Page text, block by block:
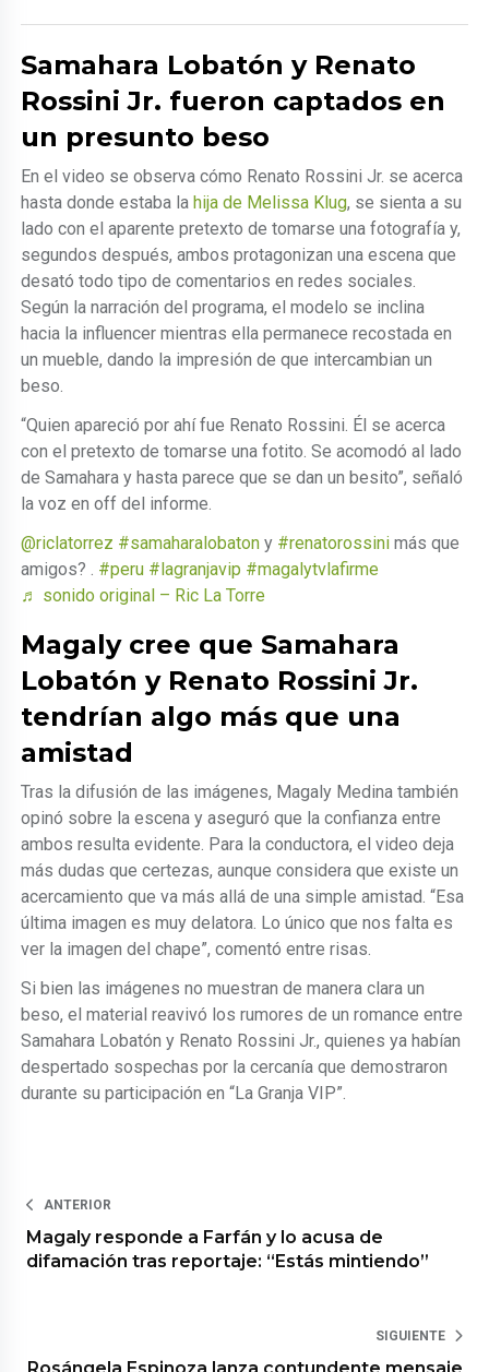
Samahara Lobatón y Renato
Rossini Jr. fueron captados en
un presunto beso
En el video se observa cómo Renato Rossini Jr. se acerca
hasta donde estaba la hija de Melissa Klug, se sienta a su
lado con el aparente pretexto de tomarse una fotografía y,
segundos después, ambos protagonizan una escena que
desató todo tipo de comentarios en redes sociales.
Según la narración del programa, el modelo se inclina
hacia la influencer mientras ella permanece recostada en
un mueble, dando la impresión de que intercambian un
beso.
“Quien apareció por ahí fue Renato Rossini. Él se acerca
con el pretexto de tomarse una fotito. Se acomodó al lado
de Samahara y hasta parece que se dan un besito”, señaló
la voz en off del informe.
@riclatorrez #samaharalobaton y #renatorossini más que
amigos? . #peru #lagranjavip #magalytvlafirme
♬ sonido original – Ric La Torre
Magaly cree que Samahara
Lobatón y Renato Rossini Jr.
tendrían algo más que una
amistad
Tras la difusión de las imágenes, Magaly Medina también
opinó sobre la escena y aseguró que la confianza entre
ambos resulta evidente. Para la conductora, el video deja
más dudas que certezas, aunque considera que existe un
acercamiento que va más allá de una simple amistad. “Esa
última imagen es muy delatora. Lo único que nos falta es
ver la imagen del chape”, comentó entre risas.
Si bien las imágenes no muestran de manera clara un
beso, el material reavivó los rumores de un romance entre
Samahara Lobatón y Renato Rossini Jr., quienes ya habían
despertado sospechas por la cercanía que demostraron
durante su participación en “La Granja VIP”.
ANTERIOR
Magaly responde a Farfán y lo acusa de
difamación tras reportaje: “Estás mintiendo”
SIGUIENTE